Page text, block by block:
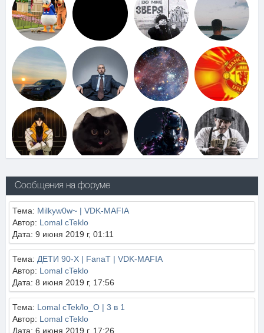
Сообщения на форуме
Тема: Milkyw0w~ | VDK-MAFIA
Автор: Lomal cTeklo
Дата: 9 июня 2019 г, 01:11
Тема: ДЕТИ 90-Х | FanaT | VDK-MAFIA
Автор: Lomal cTeklo
Дата: 8 июня 2019 г, 17:56
Тема: Lomal cTek/lo_O | 3 в 1
Автор: Lomal cTeklo
Дата: 6 июня 2019 г, 17:26